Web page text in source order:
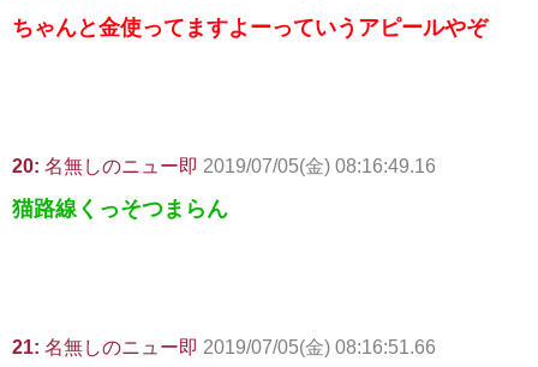
ちゃんと金使ってますよーっていうアピールやぞ
20: 名無しのニュー即 2019/07/05(金) 08:16:49.16
猫路線くっそつまらん
21: 名無しのニュー即 2019/07/05(金) 08:16:51.66